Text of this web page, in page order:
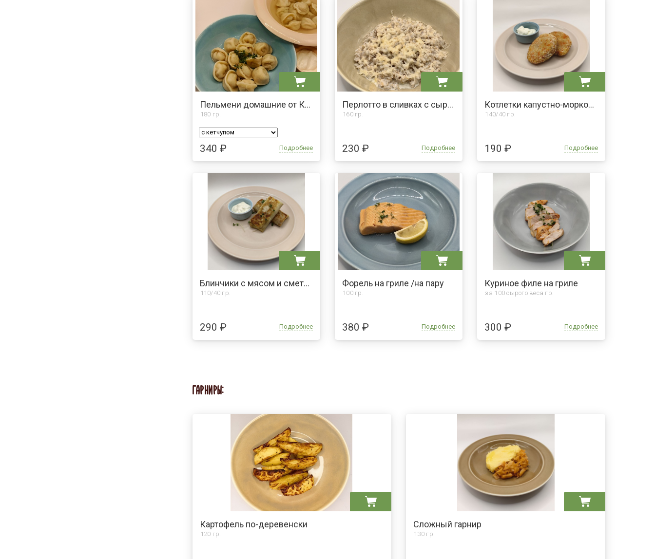
Пельмени домашние от Котофея
180 гр.
340 ₽ Подробнее
Перлотто в сливках с сыром «Пармезан»
160 гр.
230 ₽ Подробнее
Котлетки капустно-морковные
140/40 гр.
190 ₽ Подробнее
Блинчики с мясом и сметаной
110/40 гр.
290 ₽ Подробнее
Форель на гриле /на пару
100 гр.
380 ₽ Подробнее
Куриное филе на гриле
за 100 сырого веса гр.
300 ₽ Подробнее
ГАРНИРЫ:
Картофель по-деревенски
120 гр.
Сложный гарнир
130 гр.